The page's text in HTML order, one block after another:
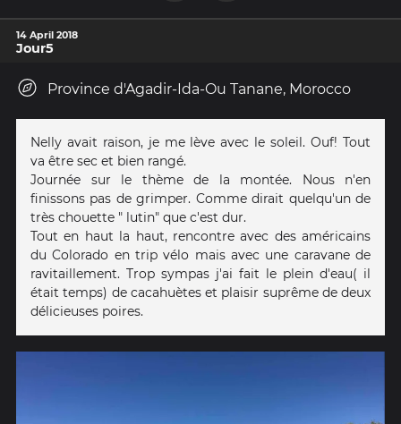
14 April 2018
Jour5
Province d'Agadir-Ida-Ou Tanane, Morocco
Nelly avait raison, je me lève avec le soleil. Ouf! Tout
va être sec et bien rangé.
Journée sur le thème de la montée. Nous n'en
finissons pas de grimper. Comme dirait quelqu'un de
très chouette " lutin" que c'est dur.
Tout en haut la haut, rencontre avec des américains
du Colorado en trip vélo mais avec une caravane de
ravitaillement. Trop sympas j'ai fait le plein d'eau( il
était temps) de cacahuètes et plaisir suprême de deux
délicieuses poires.